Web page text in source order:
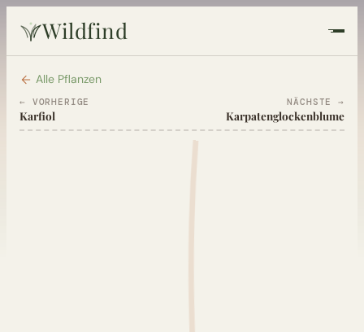
Wildfind
Startseite
Pflanzen
Alle Pflanzen
← VORHERIGE
Karfiol
NÄCHSTE →
Karpatenglockenblume